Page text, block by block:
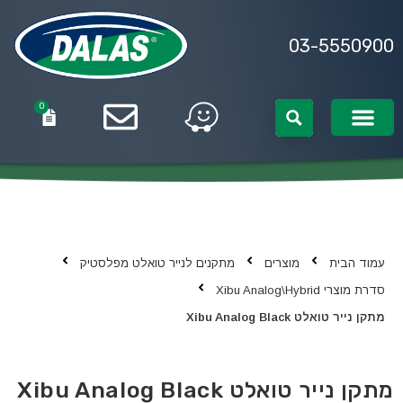
03-5550900
0
עמוד הבית מוצרים
מתקנים לנייר טואלט מפלסטיק
סדרת מוצרי Xibu Analog\Hybrid
מתקן נייר טואלט Xibu Analog Black
מתקן נייר טואלט Xibu Analog Black